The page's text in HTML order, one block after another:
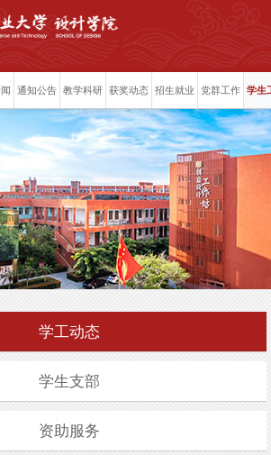
通知公告 教学科研 获奖动态 招生就业 党群工作 学生
学工动态
学生支部
资助服务